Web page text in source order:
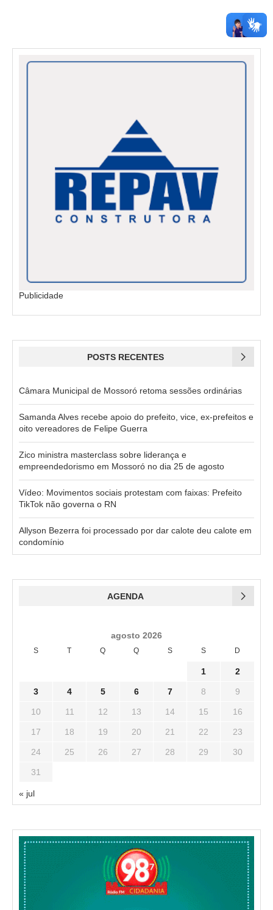
Publicidade
POSTS RECENTES
Câmara Municipal de Mossoró retoma sessões ordinárias
Samanda Alves recebe apoio do prefeito, vice, ex-prefeitos e
oito vereadores de Felipe Guerra
Zico ministra masterclass sobre liderança e
empreendedorismo em Mossoró no dia 25 de agosto
Vídeo: Movimentos sociais protestam com faixas: Prefeito
TikTok não governa o RN
Allyson Bezerra foi processado por dar calote deu calote em
condomínio
AGENDA
agosto 2026
S T Q Q S S D
1 2
3 4 5 6 7 8 9
10 11 12 13 14 15 16
17 18 19 20 21 22 23
24 25 26 27 28 29 30
31
« jul